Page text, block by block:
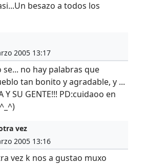
besazo a todos los
2005 13:17
se... no hay palabras que
tan bonito y agradable, y ...
Y SU GENTE!!! PD:cuidaoo en
vez
2005 13:16
vez k nos a gustao muxo